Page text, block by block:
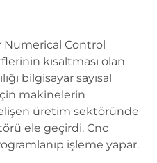
Numerical Control
kısaltması olan
bilgisayar sayısal
makinelerin
üretim sektöründe
ele geçirdi. Cnc
işleme yapar.